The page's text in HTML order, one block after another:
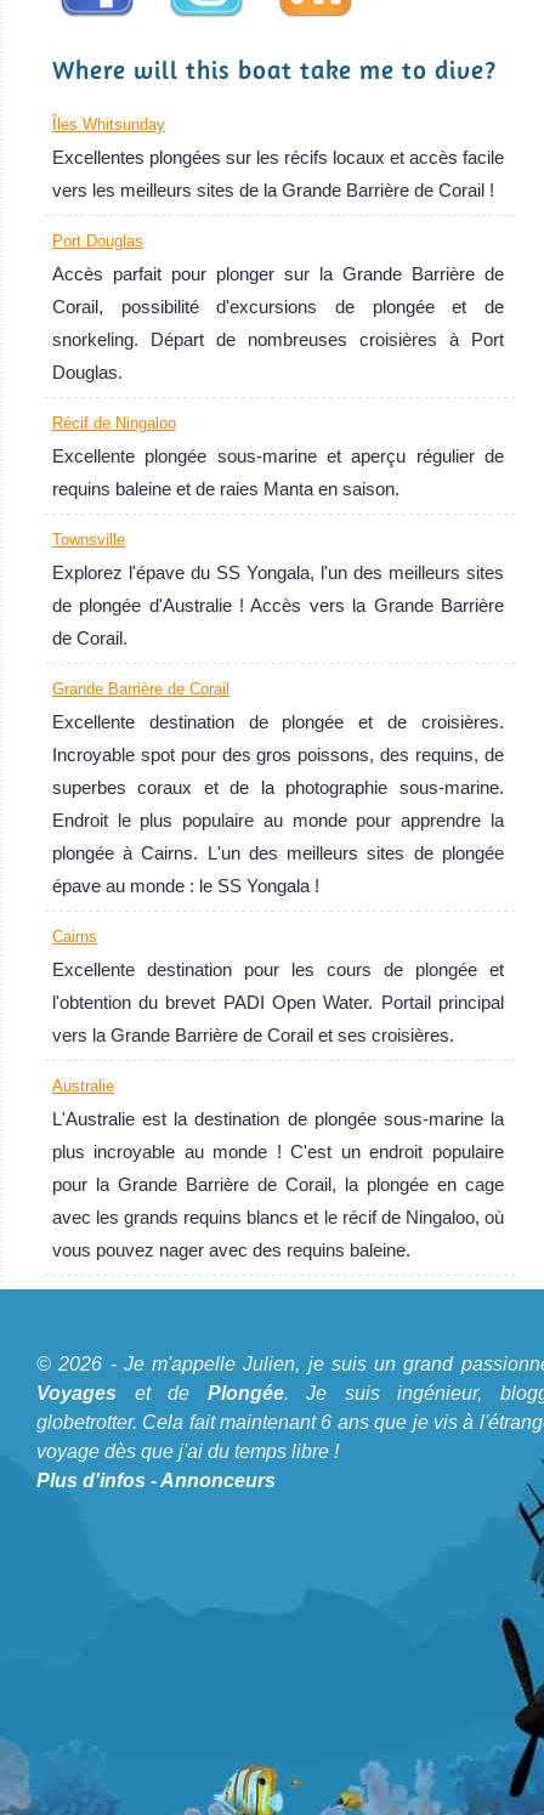
Where will this boat take me to dive?
Îles Whitsunday
Excellentes plongées sur les récifs locaux et accès facile
vers les meilleurs sites de la Grande Barrière de Corail !
Port Douglas
Accès parfait pour plonger sur la Grande Barrière de
Corail, possibilité d'excursions de plongée et de
snorkeling. Départ de nombreuses croisières à Port
Douglas.
Récif de Ningaloo
Excellente plongée sous-marine et aperçu régulier de
requins baleine et de raies Manta en saison.
Townsville
Explorez l'épave du SS Yongala, l'un des meilleurs sites
de plongée d'Australie ! Accès vers la Grande Barrière
de Corail.
Grande Barrière de Corail
Excellente destination de plongée et de croisières.
Incroyable spot pour des gros poissons, des requins, de
superbes coraux et de la photographie sous-marine.
Endroit le plus populaire au monde pour apprendre la
plongée à Cairns. L'un des meilleurs sites de plongée
épave au monde : le SS Yongala !
Cairns
Excellente destination pour les cours de plongée et
l'obtention du brevet PADI Open Water. Portail principal
vers la Grande Barrière de Corail et ses croisières.
Australie
L'Australie est la destination de plongée sous-marine la
plus incroyable au monde ! C'est un endroit populaire
pour la Grande Barrière de Corail, la plongée en cage
avec les grands requins blancs et le récif de Ningaloo, où
vous pouvez nager avec des requins baleine.
Je m'appelle Julien, je suis un grand passionné de
Voyageset de Plongée. Je suis ingénieur, bloggeur,
globetrotter. Cela fait maintenant 6 ans que je vis à
l'étranger et voyage dès que j'ai du temps libre !
© 2026 - Je m'appelle Julien, je suis un grand
Voyages et de Plongée. Je suis ingénieur,
globetrotter. Cela fait maintenant 6 ans que je vis à
voyage dès que j'ai du temps libre !
Plus d'infos -Annonceurs